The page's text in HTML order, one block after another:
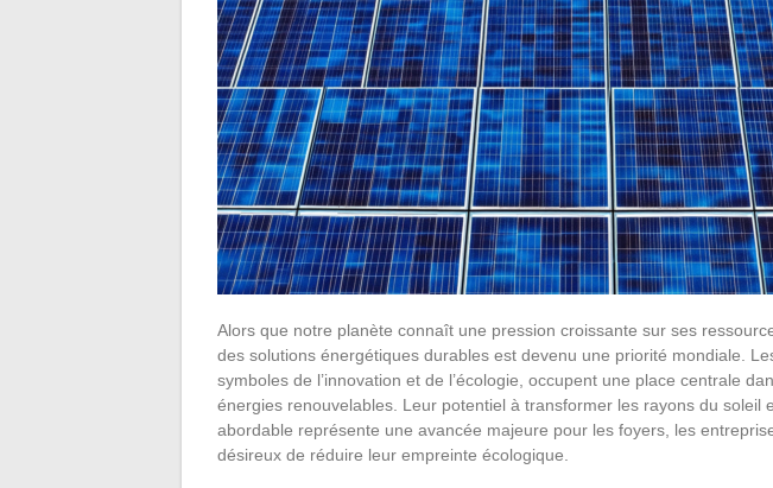
Alors que notre planète connaît une pression croissante sur ses
des solutions énergétiques durables est devenu une priorité mondiale.
symboles de l’innovation et de l’écologie, occupent une place centrale
énergies renouvelables. Leur potentiel à transformer les rayons du soleil
abordable représente une avancée majeure pour les foyers, les
désireux de réduire leur empreinte écologique.